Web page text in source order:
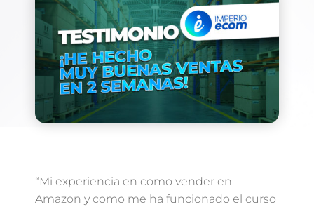
“Mi experiencia en como vender en
Amazon y como me ha funcionado el curso